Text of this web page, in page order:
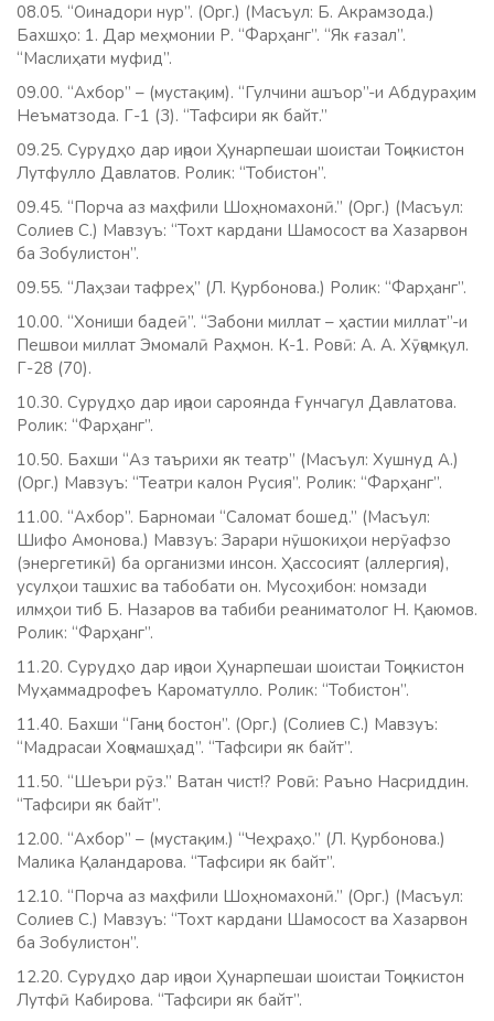
08.05. “Оинадори нур”. (Орг.) (Масъул: Б. Акрамзода.)
Бахшҳо: 1. Дар меҳмонии Р. “Фарҳанг”. “Як ғазал”.
“Маслиҳати муфид”.
09.00. “Ахбор” – (мустақим). “Гулчини ашъор”-и Абдураҳим
Неъматзода. Г-1 (3). “Тафсири як байт.”
09.25. Сурудҳо дар иҷрои Ҳунарпешаи шоистаи Тоҷикистон
Лутфулло Давлатов. Ролик: “Тобистон”.
09.45. “Порча аз маҳфили Шоҳномахонӣ.” (Орг.) (Масъул:
Солиев С.) Мавзуъ: “Тохт кардани Шамосост ва Хазарвон
ба Зобулистон”.
09.55. “Лаҳзаи тафреҳ” (Л. Қурбонова.) Ролик: “Фарҳанг”.
10.00. “Хониши бадеӣ”. “Забони миллат – ҳастии миллат”-и
Пешвои миллат Эмомалӣ Раҳмон. К-1. Ровӣ: А. А. Хӯҷамқул.
Г-28 (70).
10.30. Сурудҳо дар иҷрои сароянда Ғунчагул Давлатова.
Ролик: “Фарҳанг”.
10.50. Бахши “Аз таърихи як театр” (Масъул: Хушнуд А.)
(Орг.) Мавзуъ: “Театри калон Русия”. Ролик: “Фарҳанг”.
11.00. “Ахбор”. Барномаи “Саломат бошед.” (Масъул:
Шифо Амонова.) Мавзуъ: Зарари нӯшокиҳои нерӯафзо
(энергетикӣ) ба организми инсон. Ҳассосият (аллергия),
усулҳои ташхис ва табобати он. Мусоҳибон: номзади
илмҳои тиб Б. Назаров ва табиби реаниматолог Н. Қаюмов.
Ролик: “Фарҳанг”.
11.20. Сурудҳо дар иҷрои Ҳунарпешаи шоистаи Тоҷикистон
Муҳаммадрофеъ Кароматулло. Ролик: “Тобистон”.
11.40. Бахши “Ганҷи бостон”. (Орг.) (Солиев С.) Мавзуъ:
“Мадрасаи Хоҷамашҳад”. “Тафсири як байт”.
11.50. “Шеъри рӯз.” Ватан чист!? Ровӣ: Раъно Насриддин.
“Тафсири як байт”.
12.00. “Ахбор” – (мустақим.) “Чеҳраҳо.” (Л. Қурбонова.)
Малика Қаландарова. “Тафсири як байт”.
12.10. “Порча аз маҳфили Шоҳномахонӣ.” (Орг.) (Масъул:
Солиев С.) Мавзуъ: “Тохт кардани Шамосост ва Хазарвон
ба Зобулистон”.
12.20. Сурудҳо дар иҷрои Ҳунарпешаи шоистаи Тоҷикистон
Лутфӣ Кабирова. “Тафсири як байт”.